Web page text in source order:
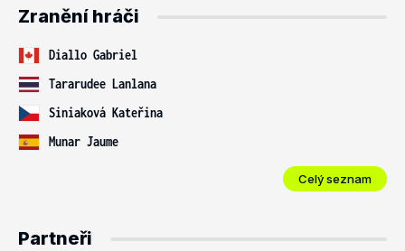
Zranění hráči
Diallo Gabriel
Tararudee Lanlana
Siniaková Kateřina
Munar Jaume
Celý seznam
Partneři